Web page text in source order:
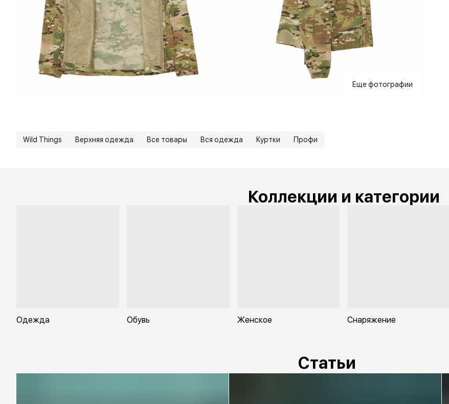
Еще фотографии
Wild Things Верхняя одежда Все товары Вся одежда Куртки Профи
Коллекции и категории
Одежда Обувь Женское Снаряжение
Статьи